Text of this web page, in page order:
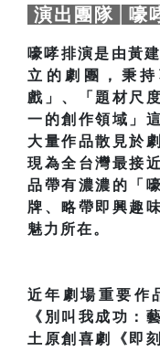
演出團隊│嚎
嚎哮排演是由黃
立的劇團，秉
戲」、「題材尺
一的創作領域」
大量作品散見於
現為全台灣最接
品帶有濃濃的「
牌、略帶即興趣
魅力所在。
近年劇場重要作
《別叫我成功：
土原創喜劇《即